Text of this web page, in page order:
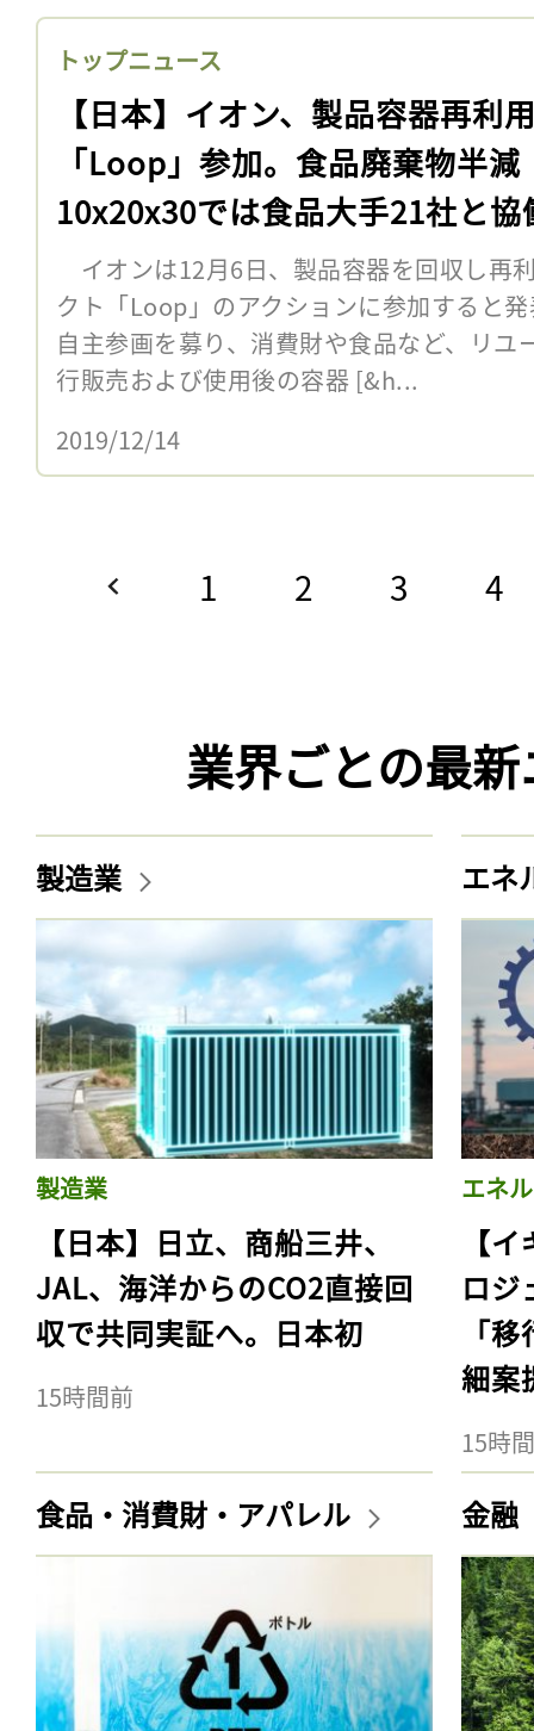
トップニュース
【日本】イオン、製品容器再利
「Loop」参加。食品廃棄物半減
10x20x30では食品大手21社と協
イオンは12月6日、製品容器を回収し再
クト「Loop」のアクションに参加すると
自主参画を募り、消費財や食品など、リユ
行販売および使用後の容器 [&h...
2019/12/14
1 2 3 4
業界ごとの最
製造業
製造業
【日本】日立、商船三井、
JAL、海洋からのCO2直接回
収で共同実証へ。日本初
15時間前
エネ
エネ
【
ロジ
「
細案
15時
食品・消費財・アパレル 金融